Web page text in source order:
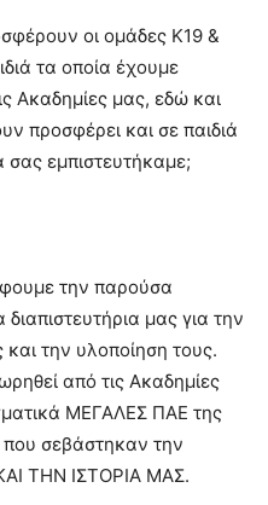
οι ομάδες Κ19 &
τα οποία έχουμε
Ακαδημίες μας, εδώ και
προσφέρει και σε παιδιά
εμπιστευτήκαμε;
την παρούσα
μας για την
την υλοποίηση τους.
από τις Ακαδημίες
ΜΕΓΑΛΕΣ ΠΑΕ της
που σεβάστηκαν την
ΤΗΝ ΙΣΤΟΡΙΑ ΜΑΣ.